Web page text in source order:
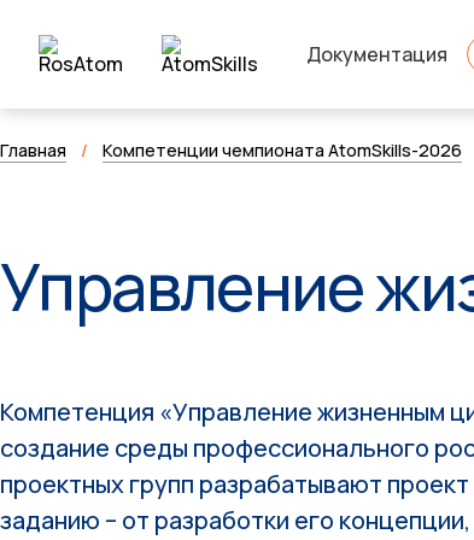
Документация
Главная / Компетенции чемпионата AtomSkills-2026
Управление
Компетенция «Управление жизненным
создание среды профессионального
проектных групп разрабатывают
заданию – от разработки его